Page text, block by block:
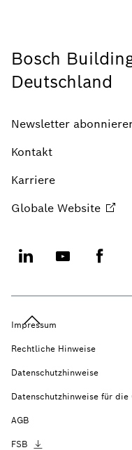
Bosch
Deutschland
Newsletter
Kontakt
Karriere
Globale Website
Impressum
Rechtliche Hinweise
Datenschutzhinweise
Datenschutzhinweise für die
AGB
FSB